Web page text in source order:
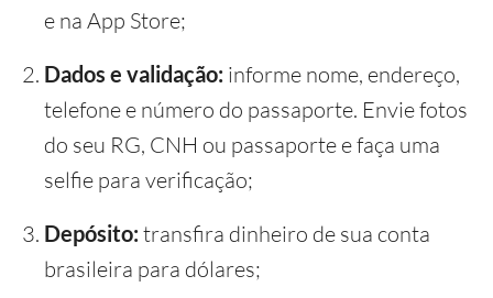
e na App Store;
Dados e validação: informe nome, endereço,
telefone e número do passaporte. Envie fotos
do seu RG, CNH ou passaporte e faça uma
selfie para verificação;
Depósito: transfira dinheiro de sua conta
brasileira para dólares;